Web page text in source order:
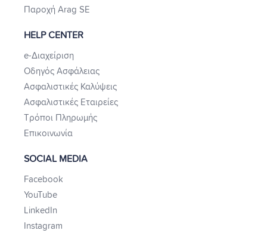
Παροχή Arag SE
HELP CENTER
e-Διαχείριση
Οδηγός Ασφάλειας
Ασφαλιστικές Καλύψεις
Ασφαλιστικές Εταιρείες
Τρόποι Πληρωμής
Επικοινωνία
SOCIAL MEDIA
Facebook
YouTube
LinkedIn
Instagram